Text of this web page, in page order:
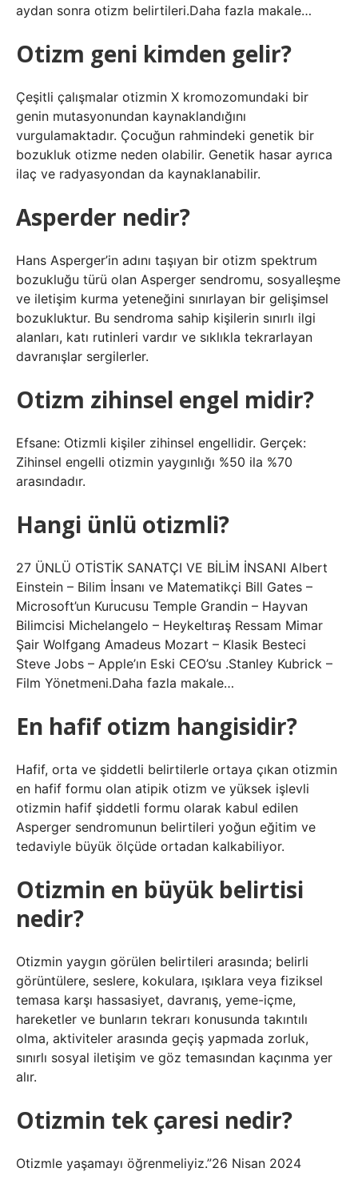
aydan sonra otizm belirtileri.Daha fazla makale…
Otizm geni kimden gelir?
Çeşitli çalışmalar otizmin X kromozomundaki bir
genin mutasyonundan kaynaklandığını
vurgulamaktadır. Çocuğun rahmindeki genetik bir
bozukluk otizme neden olabilir. Genetik hasar ayrıca
ilaç ve radyasyondan da kaynaklanabilir.
Asperder nedir?
Hans Asperger’in adını taşıyan bir otizm spektrum
bozukluğu türü olan Asperger sendromu, sosyalleşme
ve iletişim kurma yeteneğini sınırlayan bir gelişimsel
bozukluktur. Bu sendroma sahip kişilerin sınırlı ilgi
alanları, katı rutinleri vardır ve sıklıkla tekrarlayan
davranışlar sergilerler.
Otizm zihinsel engel midir?
Efsane: Otizmli kişiler zihinsel engellidir. Gerçek:
Zihinsel engelli otizmin yaygınlığı %50 ila %70
arasındadır.
Hangi ünlü otizmli?
27 ÜNLÜ OTİSTİK SANATÇI VE BİLİM İNSANI Albert
Einstein – Bilim İnsanı ve Matematikçi Bill Gates –
Microsoft’un Kurucusu Temple Grandin – Hayvan
Bilimcisi Michelangelo – Heykeltıraş Ressam Mimar
Şair Wolfgang Amadeus Mozart – Klasik Besteci
Steve Jobs – Apple’ın Eski CEO’su .Stanley Kubrick –
Film Yönetmeni.Daha fazla makale…
En hafif otizm hangisidir?
Hafif, orta ve şiddetli belirtilerle ortaya çıkan otizmin
en hafif formu olan atipik otizm ve yüksek işlevli
otizmin hafif şiddetli formu olarak kabul edilen
Asperger sendromunun belirtileri yoğun eğitim ve
tedaviyle büyük ölçüde ortadan kalkabiliyor.
Otizmin en büyük belirtisi
nedir?
Otizmin yaygın görülen belirtileri arasında; belirli
görüntülere, seslere, kokulara, ışıklara veya fiziksel
temasa karşı hassasiyet, davranış, yeme-içme,
hareketler ve bunların tekrarı konusunda takıntılı
olma, aktiviteler arasında geçiş yapmada zorluk,
sınırlı sosyal iletişim ve göz temasından kaçınma yer
alır.
Otizmin tek çaresi nedir?
Otizmle yaşamayı öğrenmeliyiz.”26 Nisan 2024